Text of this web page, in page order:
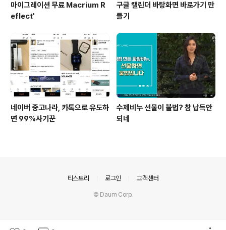
마이그레이션 무료 Macrium R
eflect'
구글 캘린더 바탕화면 바로가기 만
들기
네이버 중고나라, 카톡으로 유도하
면 99%사기꾼
수제비누 선물이 불법? 참 납득안
되네
티스토리 로그인 고객센터
© Daum Corp.